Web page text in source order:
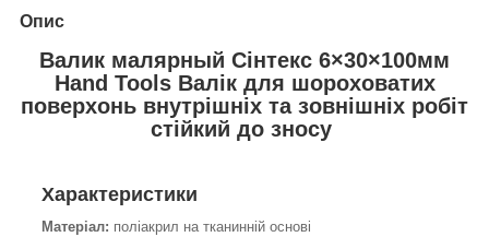
Опис
Валик малярный Сінтекс 6×30×100мм
Hand Tools Валік для шороховатих
поверхонь внутрішніх та зовнішніх робіт
стійкий до зносу
Характеристики
Матеріал: поліакрил на тканинній основі